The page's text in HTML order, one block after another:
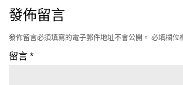
發佈留言
發佈留言必須填寫的電子郵件地址不會公開。 必填欄位
留言 *